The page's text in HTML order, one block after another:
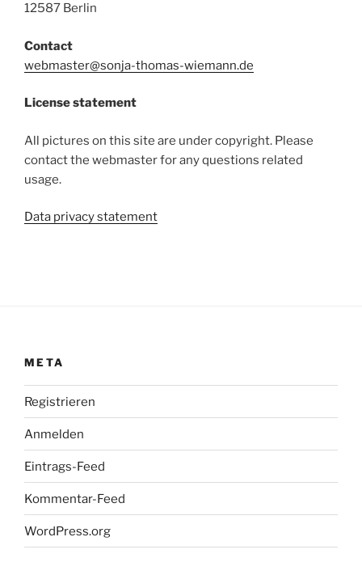
12587 Berlin
Contact
webmaster@sonja-thomas-wiemann.de
License statement
All pictures on this site are under copyright. Please
contact the webmaster for any questions related
usage.
Data privacy statement
META
Registrieren
Anmelden
Eintrags-Feed
Kommentar-Feed
WordPress.org